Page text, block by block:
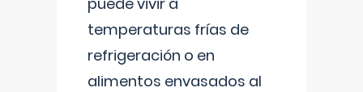
temperaturas frías de
refrigeración o en
alimentos envasados al